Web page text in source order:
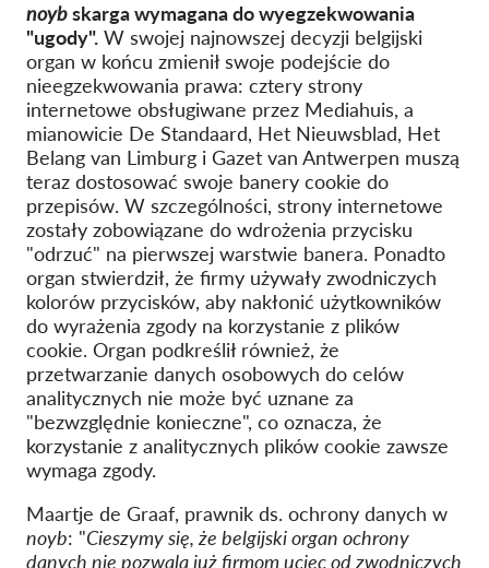
noybskarga wymagana do wyegzekwowania
"ugody". W swojej najnowszej decyzji belgijski
organ w końcu zmienił swoje podejście do
nieegzekwowania prawa: cztery strony
internetowe obsługiwane przez Mediahuis, a
mianowicie De Standaard, Het Nieuwsblad, Het
Belang van Limburg i Gazet van Antwerpen muszą
teraz dostosować swoje banery cookie do
przepisów. W szczególności, strony internetowe
zostały zobowiązane do wdrożenia przycisku
"odrzuć" na pierwszej warstwie banera. Ponadto
organ stwierdził, że firmy używały zwodniczych
kolorów przycisków, aby nakłonić użytkowników
do wyrażenia zgody na korzystanie z plików
cookie. Organ podkreślił również, że
przetwarzanie danych osobowych do celów
analitycznych nie może być uznane za
"bezwzględnie konieczne", co oznacza, że
korzystanie z analitycznych plików cookie zawsze
wymaga zgody.
Maartje de Graaf, prawnik ds. ochrony danych w
noyb: "Cieszymy się, że belgijski organ ochrony
danych nie pozwala już firmom uciec od zwodniczych